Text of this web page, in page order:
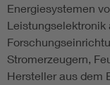
Energiesystemen
Leistungselektronik
Stromerzeugern,
Hersteller aus dem